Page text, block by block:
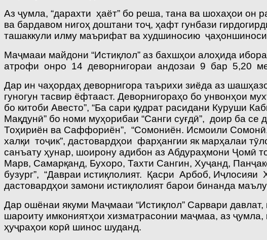
Аз ҷумла, “дарахти ҳаёт” бо реша, тана ва шохаҳои он
ва бардавом нигоҳ доштани тоҷ, ҳафт гунбази
ташаккули илму маърифат ва худшиносию
Маҷмааи майдони “Истиқлол” аз бахшҳои алоҳида
атрофи онро 14 деворнигораи андозаи 9 бар 5,20
Дар ин чаҳордаҳ деворнигора таърихи зиёда аз
гуногун тасвир ёфтааст. Деворнигораҳо бо унвонҳои
бо китоби Авесто”, “Ба сари қудрат расидани Куруши
Мақдунӣ” бо номи муҳорибаи “Санги суғдӣ”, доир ба
Тоҳириён ва Саффориён”, “Сомониён. Исмоили
халқи тоҷик”, дастовардҳои фарҳангии як марҳалаи
санъату ҳунар, шоирону адибон аз Абдураҳмони Ҷомӣ
Марв, Самарқанд, Бухоро, Тахти Сангин, Хуҷанд,
бузург”, “Давраи истиқлолият. Қасри Арбоб,
дастовардҳои замони истиқлолият барои бинанда
Дар ошёнаи якуми Маҷмааи “Истиқлол” Сарвари
шароиту имкониятҳои хизматрасонии маҷмаа, аз
ҳуҷраҳои корӣ шинос шуданд.